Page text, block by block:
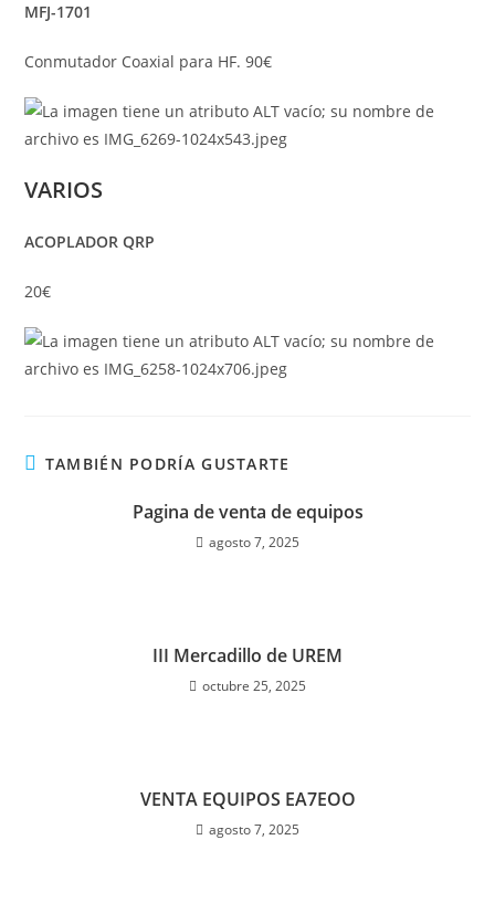
MFJ-1701
Conmutador Coaxial para HF. 90€
VARIOS
ACOPLADOR QRP
20€
TAMBIÉN PODRÍA GUSTARTE
Pagina de venta de equipos
agosto 7, 2025
III Mercadillo de UREM
octubre 25, 2025
VENTA EQUIPOS EA7EOO
agosto 7, 2025